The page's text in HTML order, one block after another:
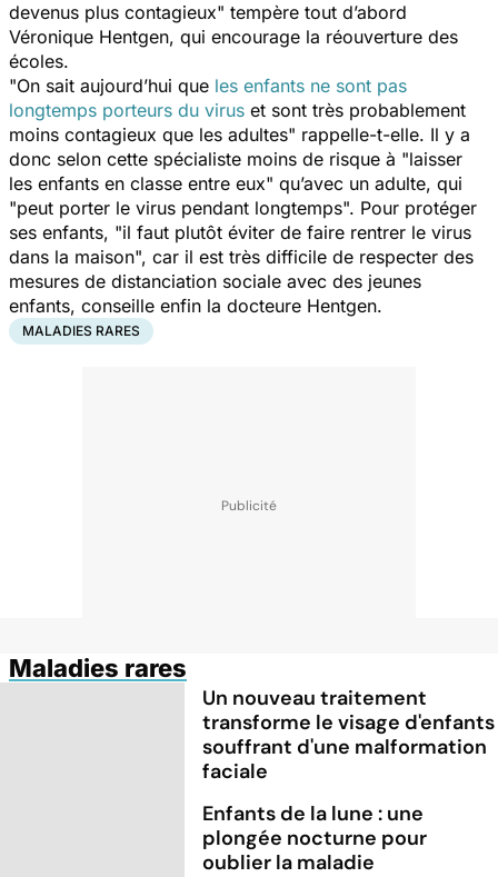
devenus plus contagieux" tempère tout d’abord
Véronique Hentgen, qui encourage la réouverture des
écoles.
"On sait aujourd’hui que les enfants ne sont pas
longtemps porteurs du virus et sont très probablement
moins contagieux que les adultes" rappelle-t-elle. Il y a
donc selon cette spécialiste moins de risque à "laisser
les enfants en classe entre eux" qu’avec un adulte, qui
"peut porter le virus pendant longtemps". Pour protéger
ses enfants, "il faut plutôt éviter de faire rentrer le virus
dans la maison", car il est très difficile de respecter des
mesures de distanciation sociale avec des jeunes
enfants, conseille enfin la docteure Hentgen.
MALADIES RARES
Maladies rares
Un nouveau traitement
transforme le visage d'enfants
souffrant d'une malformation
faciale
Enfants de la lune : une
plongée nocturne pour
oublier la maladie